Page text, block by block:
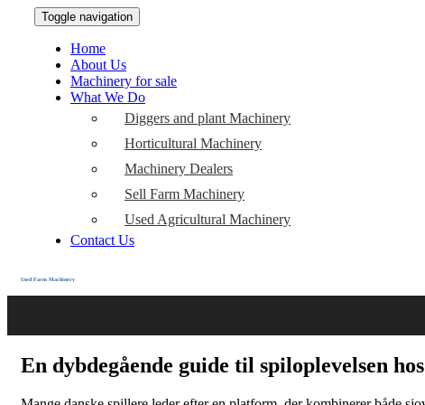
Toggle navigation
Home
About Us
Machinery for sale
What We Do
Diggers and plant Machinery
Horticultural Machinery
Machinery Dealers
Sell Farm Machinery
Used Agricultural Machinery
Contact Us
Used Farm Machinery
En dybdegående guide til spiloplevelsen